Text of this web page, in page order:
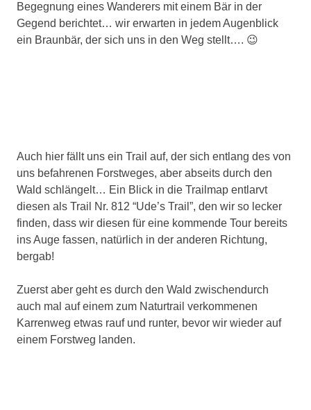
Begegnung eines Wanderers mit einem Bär in der
Gegend berichtet… wir erwarten in jedem Augenblick
ein Braunbär, der sich uns in den Weg stellt…. 😉
Auch hier fällt uns ein Trail auf, der sich entlang des von
uns befahrenen Forstweges, aber abseits durch den
Wald schlängelt… Ein Blick in die Trailmap entlarvt
diesen als Trail Nr. 812 “Ude’s Trail”, den wir so lecker
finden, dass wir diesen für eine kommende Tour bereits
ins Auge fassen, natürlich in der anderen Richtung,
bergab!
Zuerst aber geht es durch den Wald zwischendurch
auch mal auf einem zum Naturtrail verkommenen
Karrenweg etwas rauf und runter, bevor wir wieder auf
einem Forstweg landen.